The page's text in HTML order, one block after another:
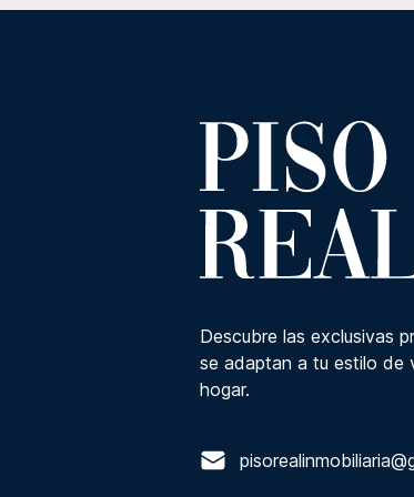
Descubre las exclusivas
se adaptan a tu estilo de
hogar.